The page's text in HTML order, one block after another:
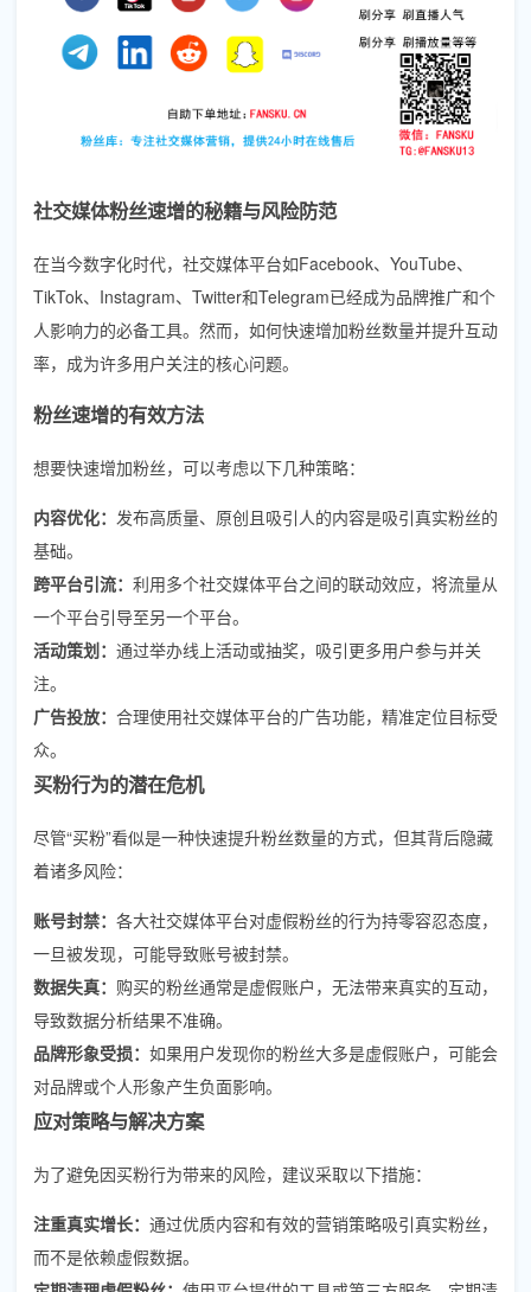
社交媒体粉丝速增的秘籍与风险防范
在当今数字化时代，社交媒体平台如Facebook、YouTube、
TikTok、Instagram、Twitter和Telegram已经成为品牌推广和个
人影响力的必备工具。然而，如何快速增加粉丝数量并提升互动
率，成为许多用户关注的核心问题。
粉丝速增的有效方法
想要快速增加粉丝，可以考虑以下几种策略：
内容优化： 发布高质量、原创且吸引人的内容是吸引真实粉丝的
基础。
跨平台引流： 利用多个社交媒体平台之间的联动效应，将流量从
一个平台引导至另一个平台。
活动策划： 通过举办线上活动或抽奖，吸引更多用户参与并关
注。
广告投放： 合理使用社交媒体平台的广告功能，精准定位目标受
众。
买粉行为的潜在危机
尽管“买粉”看似是一种快速提升粉丝数量的方式，但其背后隐藏
着诸多风险：
账号封禁： 各大社交媒体平台对虚假粉丝的行为持零容忍态度，
一旦被发现，可能导致账号被封禁。
数据失真： 购买的粉丝通常是虚假账户，无法带来真实的互动，
导致数据分析结果不准确。
品牌形象受损： 如果用户发现你的粉丝大多是虚假账户，可能会
对品牌或个人形象产生负面影响。
应对策略与解决方案
为了避免因买粉行为带来的风险，建议采取以下措施：
注重真实增长： 通过优质内容和有效的营销策略吸引真实粉丝，
而不是依赖虚假数据。